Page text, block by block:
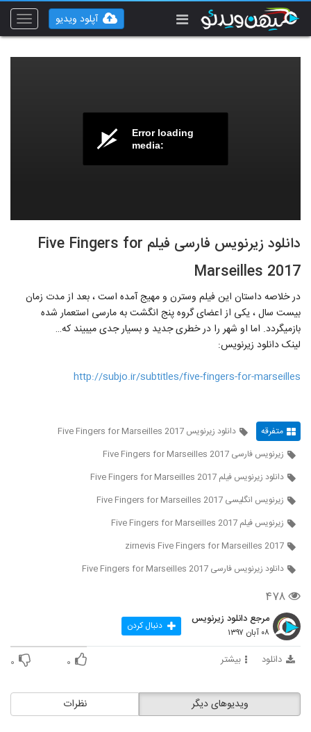
Toggle
آپلود ویدیو
Error loading
media:
دانلود زیرنویس فارسی فیلم Five Fingers for
Marseilles 2017
در خلاصه داستان این فیلم وسترن و مهیج آمده است ، بعد از مدت زمان
بیست سال ، یکی از اعضای گروه پنج انگشت به مارسی استعمار شده
بازمی‎گردد. اما او شهر را در خطری جدید و بسیار جدی می‎بیند که…
لینک دانلود زیرنویس:
http://subjo.ir/subtitles/five-fingers-for-marseilles
متفرقه
دانلود زیرنویس Five Fingers for Marseilles 2017
زیرنویس فارسی Five Fingers for Marseilles 2017
دانلود زیرنویس فیلم Five Fingers for Marseilles 2017
زیرنویس انگلیسی Five Fingers for Marseilles 2017
زیرنویس فیلم Five Fingers for Marseilles 2017
zirnevis Five Fingers for Marseilles 2017
دانلود زیرنویس فارسی Five Fingers for Marseilles 2017
۴۷۸
مرجع دانلود زیرنویس
۰۸ آبان ۱۳۹۷ دنبال کردن
دانلود بیشتر ۰ ۰
نظرات ویدیوهای دیگر